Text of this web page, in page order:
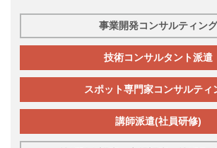
事業開発コンサルティング
技術コンサルタント派遣
スポット専門家コンサルティ
講師派遣(社員研修)